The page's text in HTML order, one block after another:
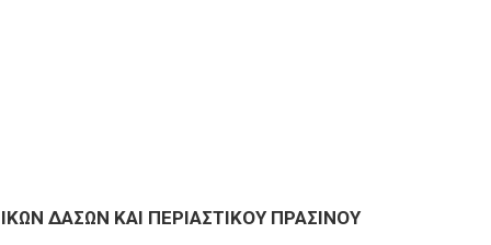
ΔΑΣΩΝ ΚΑΙ ΠΕΡΙΑΣΤΙΚΟΥ ΠΡΑΣΙΝΟΥ